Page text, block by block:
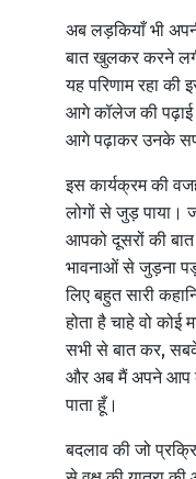
अब लड़कियाँ भी
बात खुलकर करने
यह परिणाम रहा
आगे कॉलेज की पढ़ाई
आगे पढ़ाकर उनके
इस कार्यक्रम की
लोगों से जुड़ पाया।
आपको दूसरों की
भावनाओं से जुड़ना
लिए बहुत सारी
होता है चाहे वो कोई
सभी से बात कर,
और अब मैं अपने आप
पाता हूँ।
बदलाव की जो